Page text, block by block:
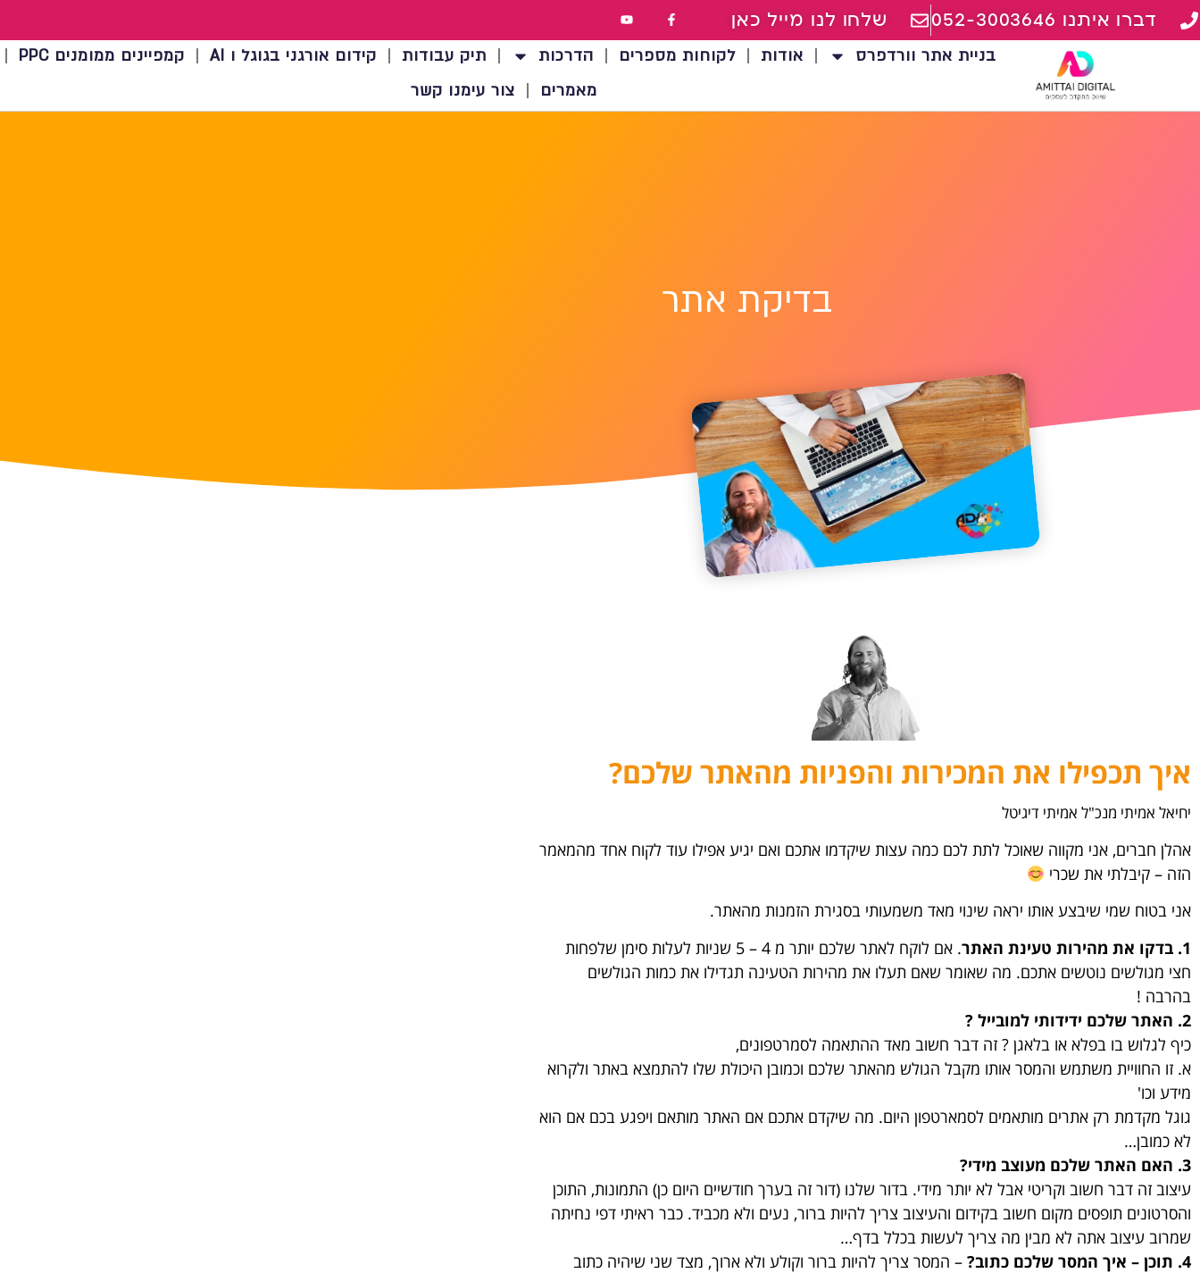
דברו איתנו 052-3003646 שלחו לנו מייל כאן
בניית אתר וורדפרס אודות לקוחות מספרים הדרכות תיק עבודות קידום אורגני בגוגל ו AI
קמפיינים ממומנים PPC
מאמרים
צור עימנו קשר
בדיקת אתר
איך תכפילו את המכירות והפניות מהאתר שלכם?
יחיאל אמיתי מנכ"ל אמיתי דיגיטל​
אהלן חברים, אני מקווה שאוכל לתת לכם כמה עצות שיקדמו אתכם ואם יגיע אפילו עוד לקוח אחד מהמאמר
הזה – קיבלתי את שכרי
אני בטוח שמי שיבצע אותו יראה שינוי מאד משמעותי בסגירת הזמנות מהאתר.
1. בדקו את מהירות טעינת האתר
. אם לוקח לאתר שלכם יותר מ 4 – 5 שניות לעלות סימן שלפחות
חצי מגולשים נוטשים אתכם. מה שאומר שאם תעלו את מהירות הטעינה תגדילו את כמות הגולשים
בהרבה !
2. האתר שלכם ידידותי למובייל ?
כיף לגלוש בו בפלא או בלאגן ? זה דבר חשוב מאד ההתאמה לסמרטפונים,
א. זו החוויית משתמש והמסר אותו מקבל הגולש מהאתר שלכם וכמובן היכולת שלו להתמצא באתר ולקרוא
מידע וכו'
גוגל מקדמת רק אתרים מותאמים לסמארטפון היום. מה שיקדם אתכם אם האתר מותאם ויפגע בכם אם הוא
לא כמובן…
3. האם האתר שלכם מעוצב מידי?
עיצוב זה דבר חשוב וקריטי אבל לא יותר מידי. בדור שלנו (דור זה בערך חודשיים היום כן) התמונות, התוכן
והסרטונים תופסים מקום חשוב בקידום והעיצוב צריך להיות ברור, נעים ולא מכביד. כבר ראיתי דפי נחיתה
שמרוב עיצוב אתה לא מבין מה צריך לעשות בכלל בדף…
4. תוכן – איך המסר שלכם כתוב?
– המסר צריך להיות ברור וקולע ולא ארוך, מצד שני שיהיה כתוב